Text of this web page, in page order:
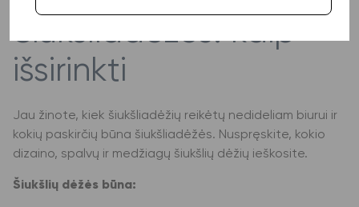
Šiukšliadėžės: kaip
išsirinkti
Jau žinote, kiek šiukšliadėžių reikėtų nedideliam biurui ir
kokių paskirčių būna šiukšliadėžės. Nuspręskite, kokio
dizaino, spalvų ir medžiagų šiukšlių dėžių ieškosite.
Šiukšlių dėžės būna: